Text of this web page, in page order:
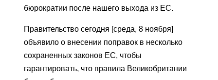
бюрократии после нашего выхода из ЕС.
Правительство сегодня [среда, 8 ноября]
объявило о внесении поправок в несколько
сохраненных законов ЕС, чтобы
гарантировать, что правила Великобритании